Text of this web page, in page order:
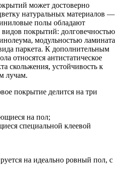
может достоверно
натуральных материалов —
полы обладают
покрытий: долговечностью
модульностью ламината
паркета. К дополнительным
относятся антистатическое
скольжения, устойчивость к
лучам.
покрытие делится на три
на пол;
специальной клеевой
на идеально ровный пол, с